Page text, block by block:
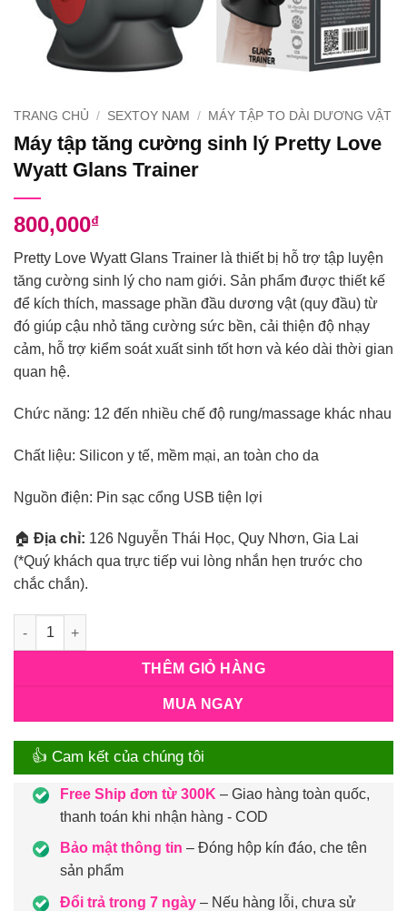
TRANG CHỦ / SEXTOY NAM / MÁY TẬP TO DÀI DƯƠNG VẬT
Máy tập tăng cường sinh lý Pretty Love
Wyatt Glans Trainer
800,000₫
Pretty Love Wyatt Glans Trainer là thiết bị hỗ trợ tập luyện
tăng cường sinh lý cho nam giới. Sản phẩm được thiết kế
để kích thích, massage phần đầu dương vật (quy đầu) từ
đó giúp cậu nhỏ tăng cường sức bền, cải thiện độ nhạy
cảm, hỗ trợ kiểm soát xuất sinh tốt hơn và kéo dài thời gian
quan hệ.
Chức năng: 12 đến nhiều chế độ rung/massage khác nhau
Chất liệu: Silicon y tế, mềm mại, an toàn cho da
Nguồn điện: Pin sạc cổng USB tiện lợi
🏠 Địa chỉ: 126 Nguyễn Thái Học, Quy Nhơn, Gia Lai
(*Quý khách qua trực tiếp vui lòng nhắn hẹn trước cho
chắc chắn).
Số lượng
THÊM GIỎ HÀNG
MUA NGAY
👍 Cam kết của chúng tôi
Free Ship đơn từ 300K – Giao hàng toàn quốc,
thanh toán khi nhận hàng - COD
Bảo mật thông tin – Đóng hộp kín đáo, che tên
sản phẩm
Đổi trả trong 7 ngày– Nếu hàng lỗi, chưa sử